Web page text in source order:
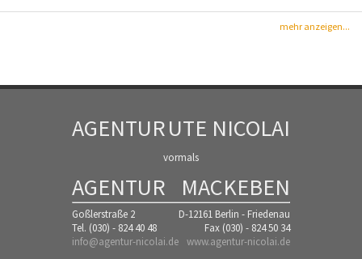
mehr anzeigen...
AGENTURUTE NICOLAI
vormals
AGENTUR MACKEBEN
Goßlerstraße 2
D-12161 Berlin - Friedenau
Tel. (030) - 824 40 48
Fax (030) - 824 50 34
info@agentur-nicolai.de www.agentur-nicolai.de